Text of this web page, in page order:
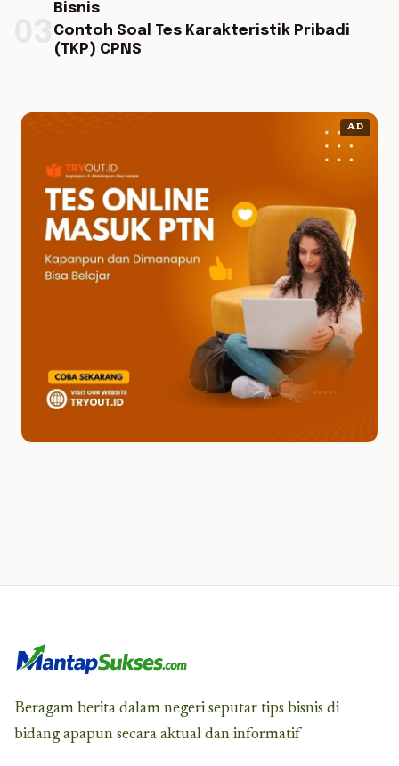
Bisnis
Contoh Soal Tes Karakteristik Pribadi
(TKP) CPNS
AD
Beragam berita dalam negeri seputar tips bisnis di
bidang apapun secara aktual dan informatif